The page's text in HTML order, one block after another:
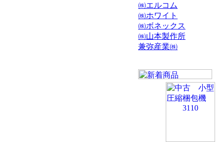
㈱エルコム
㈱ホワイト
㈱ボネックス
㈱山本製作所
兼弥産業㈱